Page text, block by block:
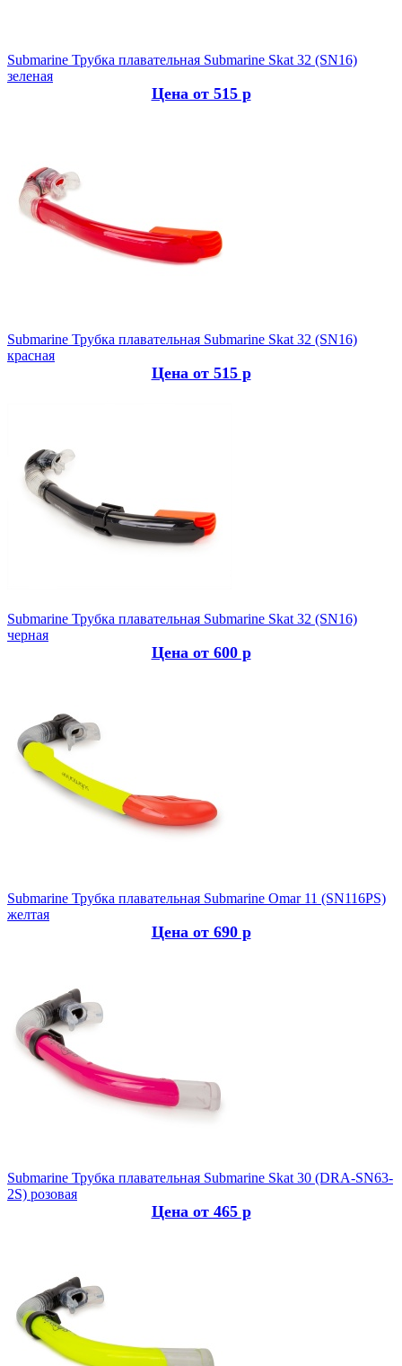
Submarine Трубка плавательная Submarine Skat 32 (SN16)
зеленая
Цена от 515 р
Submarine Трубка плавательная Submarine Skat 32 (SN16)
красная
Цена от 515 р
Submarine Трубка плавательная Submarine Skat 32 (SN16)
черная
Цена от 600 р
Submarine Трубка плавательная Submarine Omar 11 (SN116PS)
желтая
Цена от 690 р
Submarine Трубка плавательная Submarine Skat 30 (DRA-SN63-
2S) розовая
Цена от 465 р